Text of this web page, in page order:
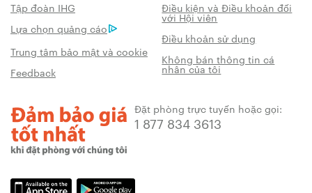
Tập đoàn IHG
Điều kiện và Điều khoản đối
với Hội viên
Lựa chọn quảng cáo
Điều khoản sử dụng
Trung tâm bảo mật và cookie
Không bán thông tin cá
nhân của tôi
Feedback
Đặt phòng trực tuyến hoặc gọi:
1 877 834 3613